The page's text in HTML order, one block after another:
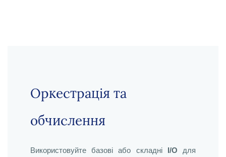
Оркестрація та
обчислення
Використовуйте базові або складні I/O для